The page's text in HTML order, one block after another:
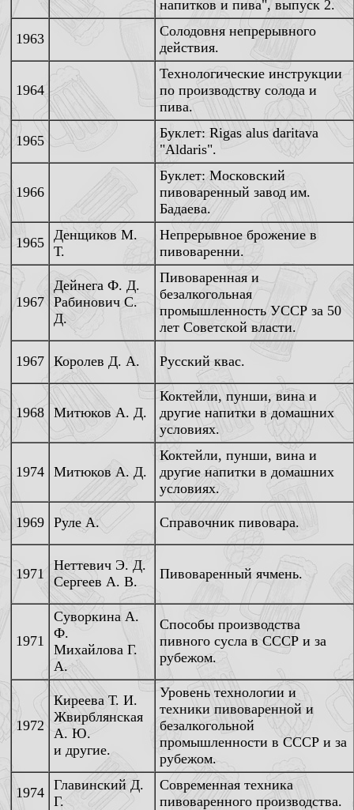
напитков и пива", выпуск 2.
1963
Солодовня непрерывного
действия.
1964
Технологические инструкции
по производству солода и
пива.
1965
Буклет: Rigas alus daritava
"Aldaris".
1966
Буклет: Московский
пивоваренный завод им.
Бадаева.
1965 Денщиков М.
Т.
Непрерывное брожение в
пивоваренни.
1967
Дейнега Ф. Д.
Рабинович С.
Д.
Пивоваренная и
безалкогольная
промышленность УССР за 50
лет Советской власти.
1967 Королев Д. А. Русский квас.
1968 Митюков А. Д.
Коктейли, пунши, вина и
другие напитки в домашних
условиях.
1974 Митюков А. Д.
Коктейли, пунши, вина и
другие напитки в домашних
условиях.
1969 Руле А. Справочник пивовара.
1971
Неттевич Э. Д.
Сергеев А. В.
Пивоваренный ячмень.
1971
Суворкина А.
Ф.
Михайлова Г.
А.
Способы производства
пивного сусла в СССР и за
рубежом.
1972
Киреева Т. И.
Жвирблянская
А. Ю.
и другие.
Уровень технологии и
техники пивоваренной и
безалкогольной
промышленности в СССР и за
рубежом.
1974 Главинский Д.
Г.
Современная техника
пивоваренного производства.